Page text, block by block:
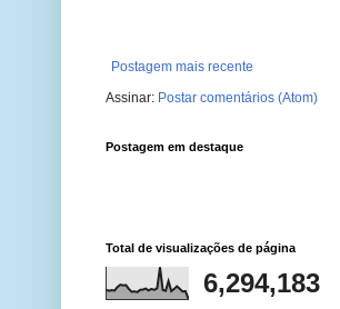
Postagem mais recente
Assinar: Postar comentários (Atom)
Postagem em destaque
Total de visualizações de página
6,294,183